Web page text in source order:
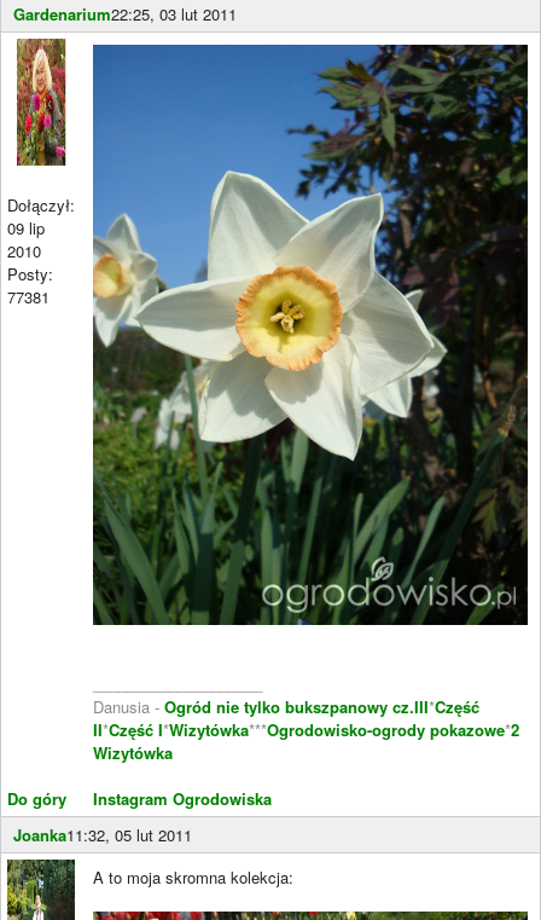
Gardenarium22:25, 03 lut 2011
Dołączył:
09 lip
2010
Posty:
77381
Do góry
Danusia - Ogród nie tylko bukszpanowy cz.III*Część
II*Część I*Wizytówka***Ogrodowisko-ogrody pokazowe*2
Wizytówka
Instagram Ogrodowiska
Joanka11:32, 05 lut 2011
A to moja skromna kolekcja: